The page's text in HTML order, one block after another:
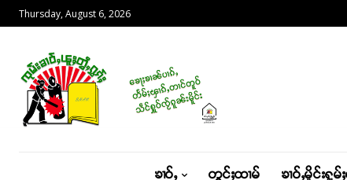
Thursday, August 6, 2026
ၶၢဝ်ႇ တွင်ႈထၢမ် ၶၢဝ်ႇမိူင်းႁူ